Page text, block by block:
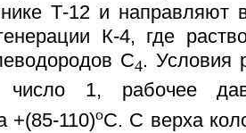
Т-12 и направляют
К-4, где
С4. Условия
число 1, рабочее
+(85-110)oС. С верха